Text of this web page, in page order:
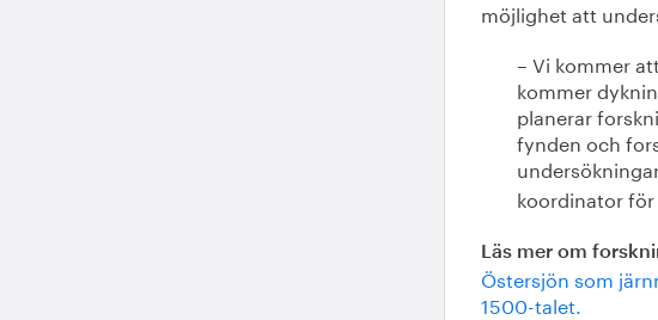
möjlighet att
– Vi kommer
kommer
planerar
fynden och
koordinator
Läs mer om
Östersjön som
1500-talet.